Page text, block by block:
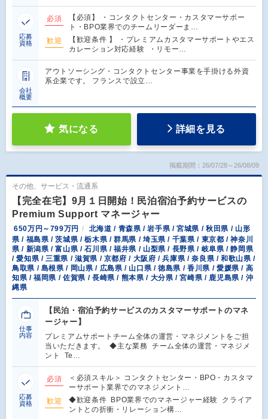
応募
資格
必須
【必須】 ・コンタクトセンター・カスタマーサポー
ト・BPO業界でのチームリーダーま…
歓迎
【歓迎条件 】 ・プレミアムカスタマーサポートやエス
カレーション対応経験 ・リモー…
会社
概要
アウトソーシング・コンタクトセンター事業を手掛ける外資
系企業です。 フランスで設立…
気になる 詳細を見る
掲載期間：26/07/28～26/08/09
その他、サービス・流通系
【完全在宅】9月１日開始！民泊宿泊予約サービスの
Premium Support マネージャー
650万円～799万円
北海道 / 青森県 / 岩手県 / 宮城県 / 秋田県 / 山形
県 / 福島県 / 茨城県 / 栃木県 / 群馬県 / 埼玉県 / 千葉県 / 東京都 / 神奈川
県 / 新潟県 / 富山県 / 石川県 / 福井県 / 山梨県 / 長野県 / 岐阜県 / 静岡県
/ 愛知県 / 三重県 / 滋賀県 / 京都府 / 大阪府 / 兵庫県 / 奈良県 / 和歌山県 /
鳥取県 / 島根県 / 岡山県 / 広島県 / 山口県 / 徳島県 / 香川県 / 愛媛県 / 高
知県 / 福岡県 / 佐賀県 / 長崎県 / 熊本県 / 大分県 / 宮崎県 / 鹿児島県 / 沖
縄県
仕事
内容
【民泊・宿泊予約サービスのカスタマーサポートのマネ
ージャー】
プレミアムサポートチーム全体の運営・マネジメントをご担
当いただきます。 ◆主な業務 チーム全体の運営・マネジメ
ント Te…
応募
資格
必須
＜必須スキル＞ コンタクトセンター・BPO・カスタマ
ーサポート業界でのマネジメント…
歓迎
◆歓迎条件 BPO業界でのマネージャー経験 クライア
ントとの折衝・リレーション構…